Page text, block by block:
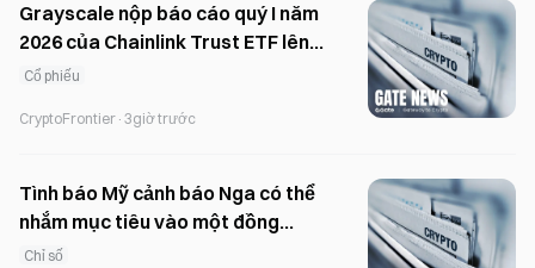
Grayscale nộp báo cáo quý I năm
2026 của Chainlink Trust ETF lên
SEC
Cổ phiếu
CryptoFrontier · 3giờ trước
Tình báo Mỹ cảnh báo Nga có thể
nhắm mục tiêu vào một đồng
minh NATO trong khoảng thời
Chỉ số